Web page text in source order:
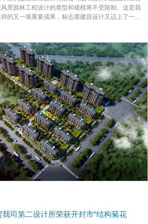
景园林工程设计的类型和规模将不受限制。这是我
的又一项重要成果，标志着建昌设计又迈上了一个
意义！
司第二设计所荣获开封市“结构菊花